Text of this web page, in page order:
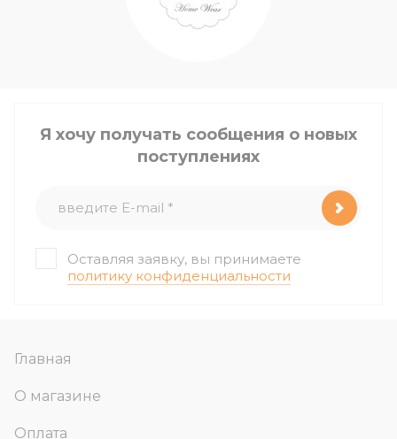
Главная
О магазине
Оплата
Я хочу получать сообщения о новых
поступлениях
Оставляя заявку, вы принимаете
политику конфиденциальности